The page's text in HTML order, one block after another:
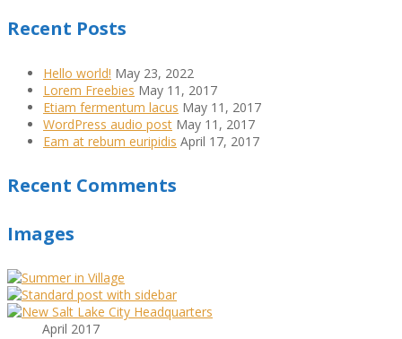
Recent Posts
Hello world! May 23, 2022
Lorem Freebies May 11, 2017
Etiam fermentum lacus May 11, 2017
WordPress audio post May 11, 2017
Eam at rebum euripidis April 17, 2017
Recent Comments
Images
April 2017